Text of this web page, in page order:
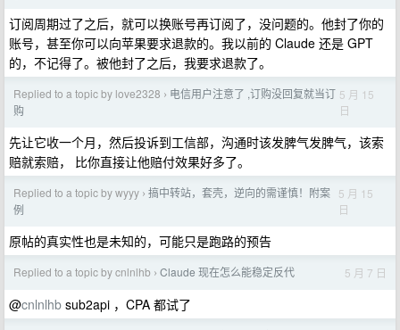
订阅周期过了之后，就可以换账号再订阅了，没问题的。他封了你的
账号，甚至你可以向苹果要求退款的。我以前的 Claude 还是 GPT
的，不记得了。被他封了之后，我要求退款了。
Replied to a topic by love2328 › 电信用户注意了 ,订购没回复就当订
购
5 月 15
日
先让它收一个月，然后投诉到工信部，沟通时该发脾气发脾气，该索
赔就索赔， 比你直接让他赔付效果好多了。
Replied to a topic by wyyy › 搞中转站，套壳，逆向的需谨慎！附案
例
5 月 15
日
原帖的真实性也是未知的，可能只是跑路的预告
Replied to a topic by cnlnlhb › Claude 现在怎么能稳定反代 5 月 7 日
@cnlnlhb sub2api ，CPA 都试了